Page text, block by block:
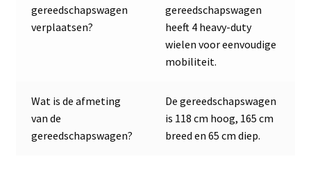
gereedschapswagen
verplaatsen?
gereedschapswagen
heeft 4 heavy-duty
wielen voor eenvoudige
mobiliteit.
Wat is de afmeting
van de
gereedschapswagen?
De gereedschapswagen
is 118 cm hoog, 165 cm
breed en 65 cm diep.